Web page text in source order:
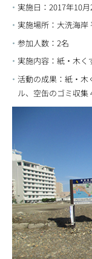
実施日：2017年10月
実施場所：大洗海岸
参加人数：2名
実施内容：紙・木
活動の成果：紙・木
ル、空缶のゴミ収集